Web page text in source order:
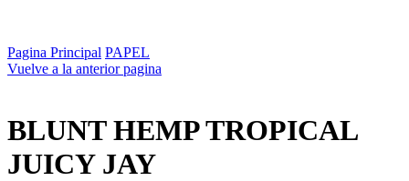
Pagina Principal PAPEL
Vuelve a la anterior pagina
BLUNT HEMP TROPICAL
JUICY JAY